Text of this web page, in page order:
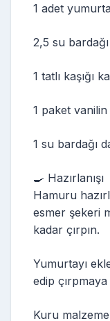
1 adet yumurta
2,5 su
1 tatlı kaşığı
1 paket vanilin
1 su bardağı
🍳 Hazırlanışı
Hamuru
esmer şekeri
kadar çırpın.
Yumurtayı
edip
Kuru